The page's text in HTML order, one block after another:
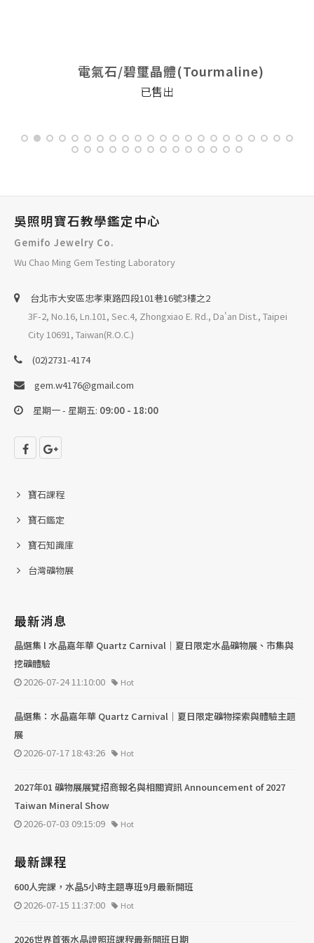
電氣石/碧璽晶體(Tourmaline)
已售出
吳照明寶石教學鑑定中心
Gemifo Jewelry Co.
Wu Chao Ming Gem Testing Laboratory
台北巿大安區忠孝東路四段101巷16號3樓之2
3F-2, No.16, Ln.101, Sec.4, Zhongxiao E. Rd., Da'an Dist., Taipei
City 10691, Taiwan(R.O.C.)
(02)2731-4174
gem.w4176@gmail.com
星期一 - 星期五: 09:00 - 18:00
寶石課程
寶石鑑定
寶石知識庫
台灣礦物展
最新消息
晶選集 l 水晶嘉年華 Quartz Carnival｜夏日限定水晶礦物展、市集與
挖礦體驗
2026-07-24 11:10:00
Hot
晶選集：水晶嘉年華 Quartz Carnival｜夏日限定礦物探索與體驗主題
展
2026-07-17 18:43:26
Hot
2027年01 礦物展展覽招商報名與相關資訊 Announcement of 2027
Taiwan Mineral Show
2026-07-03 09:15:09
Hot
最新課程
600人完課，水晶5小時主題專班9月最新開班
2026-07-15 11:37:00
Hot
2026世界首張水晶證照班課程最新開班日期